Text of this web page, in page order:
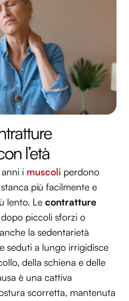
l’età
i muscoli perdono
più facilmente e
lento. Le contratture
piccoli sforzi o
la sedentarietà
seduti a lungo irrigidisce
della schiena e delle
è una cattiva
scorretta, mantenuta